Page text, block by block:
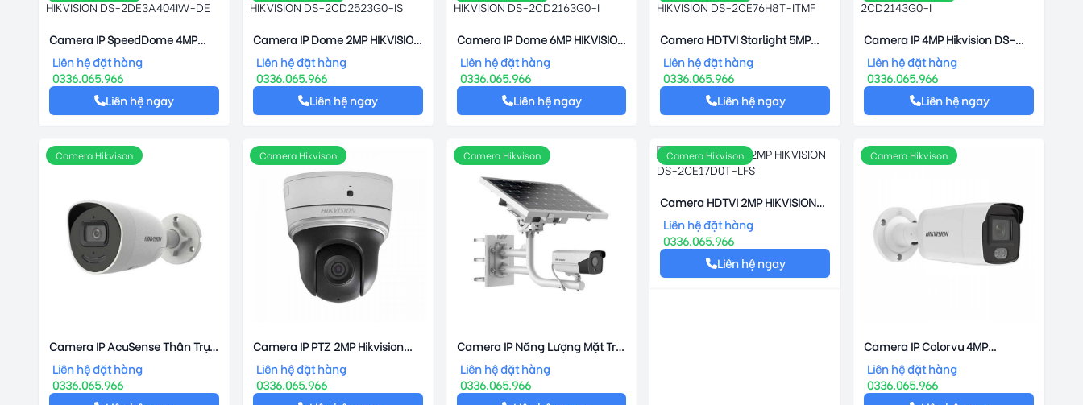
Camera IP SpeedDome 4MP
HIKVISION DS-2DE3A404IW-DE
Liên hệ đặt hàng
0336.065.966
Liên hệ ngay
Camera IP Dome 2MP HIKVISION
DS-2CD2523G0-IS
Liên hệ đặt hàng
0336.065.966
Liên hệ ngay
Camera IP Dome 6MP HIKVISION
DS-2CD2163G0-I
Liên hệ đặt hàng
0336.065.966
Liên hệ ngay
Camera HDTVI Starlight 5MP
HIKVISION DS-2CE76H8T-ITMF
Liên hệ đặt hàng
0336.065.966
Liên hệ ngay
Camera IP 4MP Hikvision DS-
2CD2143G0-I
Liên hệ đặt hàng
0336.065.966
Liên hệ ngay
Camera Hikvison
Camera IP AcuSense Thân Trụ
4MP HIKVISION DS-2CD2046G2-
IU/SL
Liên hệ đặt hàng
0336.065.966
Camera Hikvison
Camera IP PTZ 2MP Hikvision
DS-2DE2202I-DE3
Liên hệ đặt hàng
0336.065.966
Camera Hikvison
Camera IP Năng Lượng Mặt Trời
4G Hikvision DS-2XS6A25G0-
I/CH20S40
Liên hệ đặt hàng
0336.065.966
Camera Hikvison
Camera HDTVI 2MP HIKVISION
DS-2CE17D0T-LFS
Liên hệ đặt hàng
0336.065.966
Liên hệ ngay
Camera Hikvison
Camera IP Colorvu 4MP
HIKVISION DS-2CD2047G2-LU
Tích Hợp MIC
Liên hệ đặt hàng
0336.065.966